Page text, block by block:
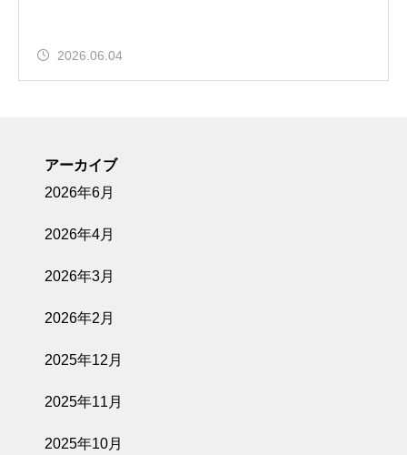
2026.06.04
アーカイブ
2026年6月
2026年4月
2026年3月
2026年2月
2025年12月
2025年11月
2025年10月